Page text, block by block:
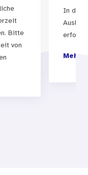
Bitte
von
In der
Mehr